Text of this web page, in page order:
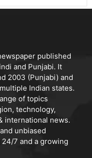
published
and Punjabi. It
2003 (Punjabi) and
Indian states.
of topics
technology,
international news.
unbiased
7 and a growing